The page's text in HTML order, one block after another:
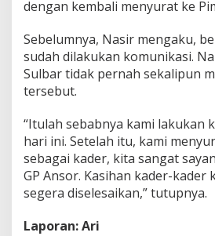
dengan kembali menyurat ke
Sebelumnya, Nasir mengaku,
sudah dilakukan komunikasi.
Sulbar tidak pernah sekalipun
tersebut.
“Itulah sebabnya kami lakukan
hari ini. Setelah itu, kami
sebagai kader, kita sangat
GP Ansor. Kasihan kader-kader
segera diselesaikan,” tutupnya.
Laporan: Ari